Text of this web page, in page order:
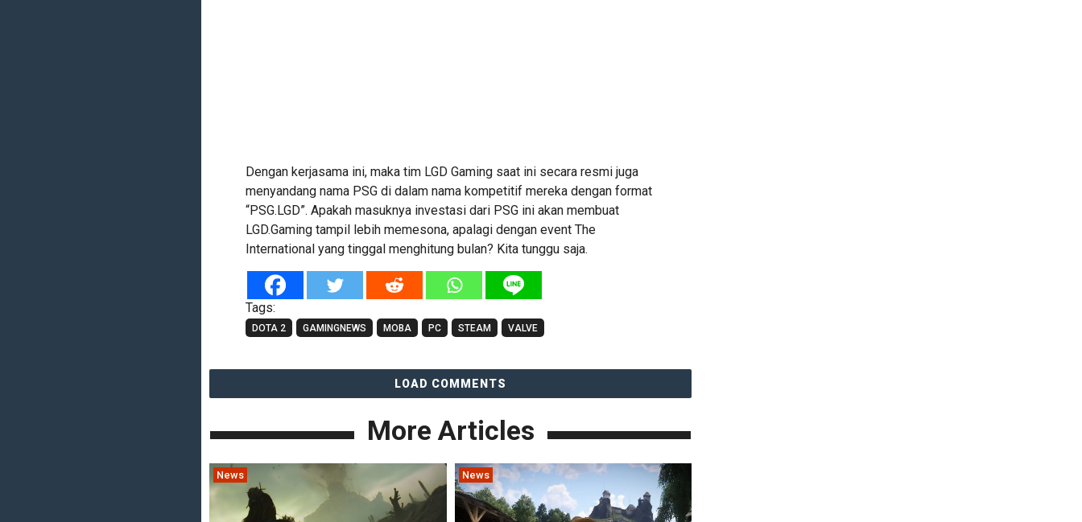
Dengan kerjasama ini, maka tim LGD Gaming saat ini secara resmi juga
menyandang nama PSG di dalam nama kompetitif mereka dengan format
“PSG.LGD”. Apakah masuknya investasi dari PSG ini akan membuat
LGD.Gaming tampil lebih memesona, apalagi dengan event The
International yang tinggal menghitung bulan? Kita tunggu saja.
Tags:
DOTA 2 GAMINGNEWS MOBA PC STEAM VALVE
LOAD COMMENTS
More Articles
News News